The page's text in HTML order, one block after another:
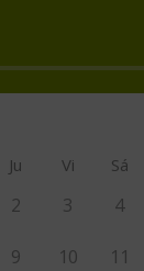
Ju Vi Sá
2 3 4
9 10 11